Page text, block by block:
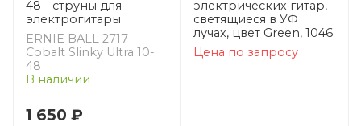
48 - струны для
электрогитары
ERNIE BALL 2717
Cobalt Slinky Ultra 10-
48
В наличии
1 650 ₽
электрических гитар,
светящиеся в УФ
лучах, цвет Green, 1046
Цена по запросу